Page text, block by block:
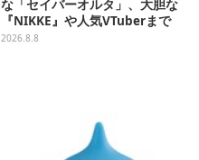
な「セイバーオルタ」、大胆な
『NIKKE』や人気VTuberまで
「アコスタ池袋」美女レイヤーま
2026.8.8